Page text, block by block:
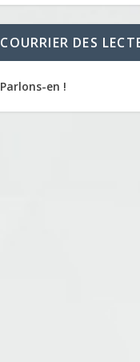
COURRIER DES
Parlons-en !